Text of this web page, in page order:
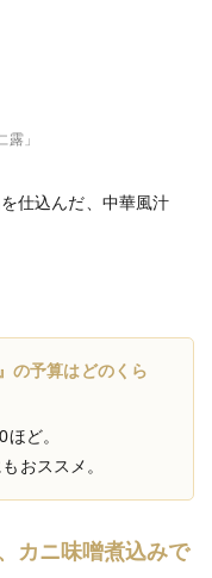
」
仕込んだ、中華風汁
の予算はどのくら
ど。
おススメ。
カニ味噌煮込みで